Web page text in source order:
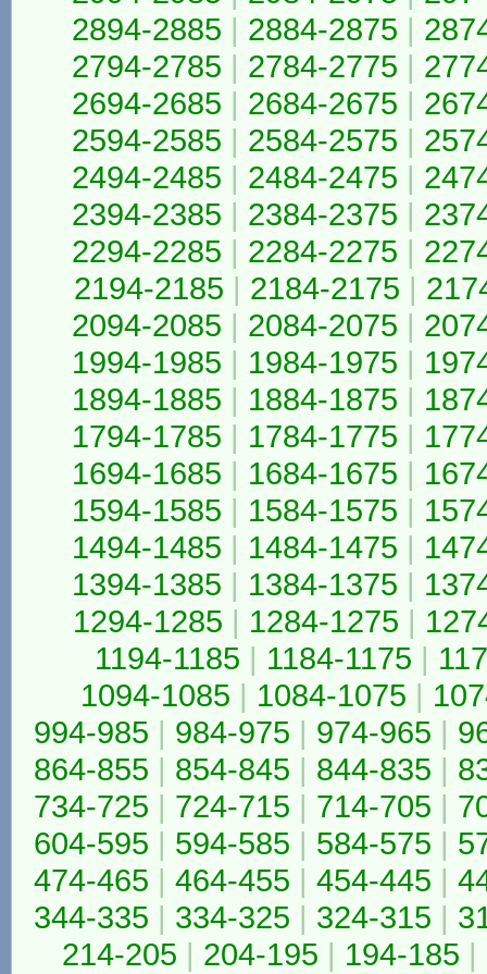
2894-2885 | 2884-2875 |
2794-2785 | 2784-2775 |
2694-2685 | 2684-2675 |
2594-2585 | 2584-2575 |
2494-2485 | 2484-2475 |
2394-2385 | 2384-2375 |
2294-2285 | 2284-2275 |
2194-2185 | 2184-2175 |
2094-2085 | 2084-2075 |
1994-1985 | 1984-1975 |
1894-1885 | 1884-1875 |
1794-1785 | 1784-1775 |
1694-1685 | 1684-1675 |
1594-1585 | 1584-1575 |
1494-1485 | 1484-1475 |
1394-1385 | 1384-1375 |
1294-1285 | 1284-1275 |
1194-1185 | 1184-1175 |
1094-1085 | 1084-1075 |
994-985 | 984-975 | 974-965 |
864-855 | 854-845 | 844-835 |
734-725 | 724-715 | 714-705 |
604-595 | 594-585 | 584-575 |
474-465 | 464-455 | 454-445 |
344-335 | 334-325 | 324-315 |
214-205 | 204-195 | 194-185 |